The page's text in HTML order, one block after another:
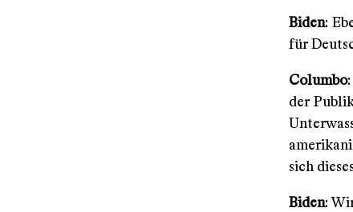
Biden:
für
Columbo
der
sich
Biden: